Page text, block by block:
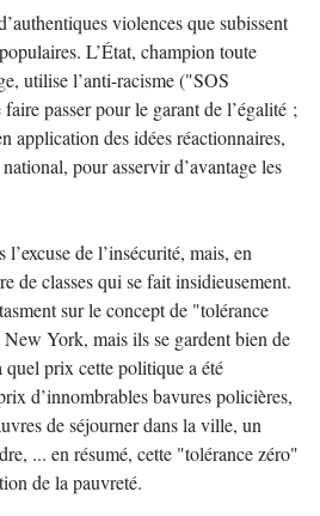
violences que subissent
L’État, champion toute
utilise l’anti-racisme ("SOS
passer pour le garant de l’égalité ;
application des idées réactionnaires,
pour asservir d’avantage les
de l’insécurité, mais, en
de classes qui se fait insidieusement.
sur le concept de "tolérance
York, mais ils se gardent bien de
prix cette politique a été
d’innombrables bavures policières,
de séjourner dans la ville, un
... en résumé, cette "tolérance zéro"
de la pauvreté.